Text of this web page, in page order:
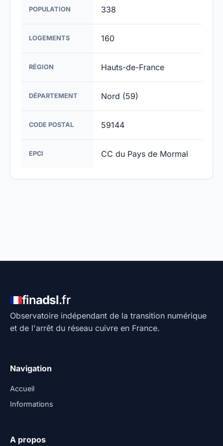
POPULATION 338
LOGEMENTS 160
RÉGION Hauts-de-France
DÉPARTEMENT Nord (59)
CODE POSTAL 59144
EPCI CC du Pays de Mormal
finadsl.fr
Observatoire indépendant de la transition numérique
et de l'arrêt du réseau cuivre en France.
Navigation
Accueil
Informations
A propos